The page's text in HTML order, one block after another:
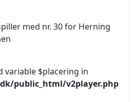
med nr. 30 for Herning
variable $placering in
public_html/v2player.php